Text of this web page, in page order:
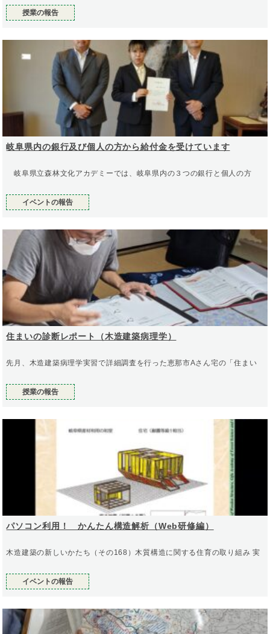
授業の報告
岐阜県内の銀行及び個人の方から給付金を受けています
岐阜県立森林文化アカデミーでは、岐阜県内の３つの銀行と個人の方
イベントの報告
住まいの診断レポート（木造建築病理学）
先月、木造建築病理学実習で詳細調査を行った恵那市Aさん宅の「住まい
授業の報告
パソコン利用！ かんたん構造解析（Web研修編）
木造建築の新しいかたち（その168）木質構造に関する住育の取り組み 実
イベントの報告